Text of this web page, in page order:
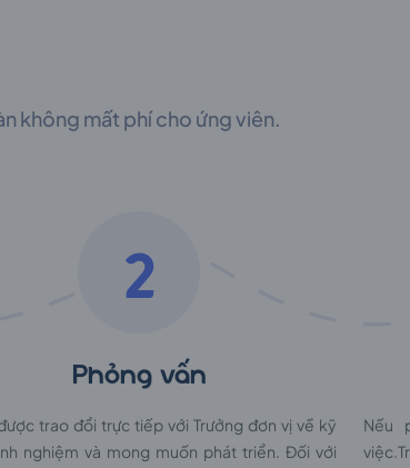
không mất phí cho ứng viên.
2
Phỏng vấn
trao đổi trực tiếp với Trưởng đơn vị về kỹ
nghiệm và mong muốn phát triển. Đối với
Nếu